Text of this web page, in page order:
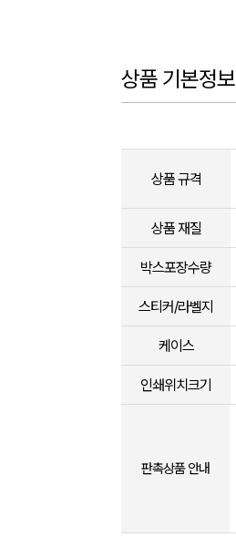
상품 기본정보
상품 규격
상품 재질
박스포장수량
스티커/라벨지
케이스
인쇄위치크기
판촉상품 안내